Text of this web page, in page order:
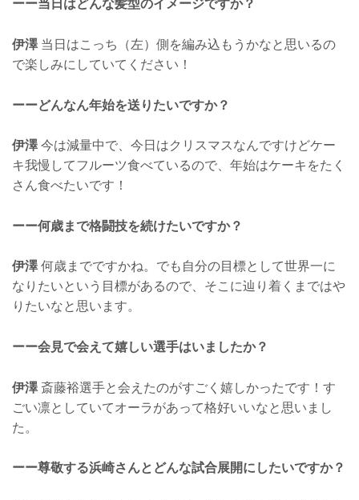
ーー当日はどんな髪型のイメージですか？
伊澤当日はこっち（左）側を編み込もうかなと思いるの
で楽しみにしていてください！
ーーどんなん年始を送りたいですか？
伊澤今は減量中で、今日はクリスマスなんですけどケー
キ我慢してフルーツ食べているので、年始はケーキをたく
さん食べたいです！
ーー何歳まで格闘技を続けたいですか？
伊澤何歳までですかね。でも自分の目標として世界一に
なりたいという目標があるので、そこに辿り着くまではや
りたいなと思います。
ーー会見で会えて嬉しい選手はいましたか？
伊澤斎藤裕選手と会えたのがすごく嬉しかったです！す
ごい凛としていてオーラがあって格好いいなと思いまし
た。
ーー尊敬する浜崎さんとどんな試合展開にしたいですか？